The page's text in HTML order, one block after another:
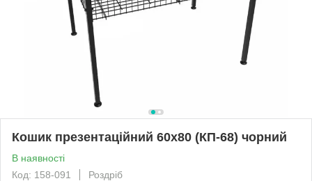
Кошик презентаційний 60х80 (КП-68) чорний
В наявності
Код: 158-091
Роздріб